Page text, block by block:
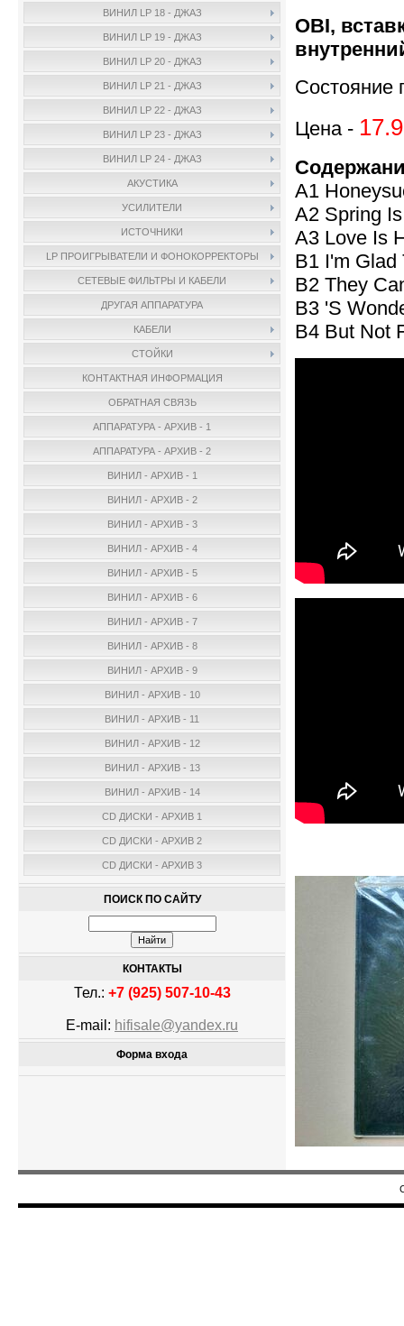
ВИНИЛ LP 18 - ДЖАЗ
ВИНИЛ LP 19 - ДЖАЗ
ВИНИЛ LP 20 - ДЖАЗ
ВИНИЛ LP 21 - ДЖАЗ
ВИНИЛ LP 22 - ДЖАЗ
ВИНИЛ LP 23 - ДЖАЗ
ВИНИЛ LP 24 - ДЖАЗ
АКУСТИКА
УСИЛИТЕЛИ
ИСТОЧНИКИ
LP ПРОИГРЫВАТЕЛИ И ФОНОКОРРЕКТОРЫ
СЕТЕВЫЕ ФИЛЬТРЫ И КАБЕЛИ
ДРУГАЯ АППАРАТУРА
КАБЕЛИ
СТОЙКИ
КОНТАКТНАЯ ИНФОРМАЦИЯ
ОБРАТНАЯ СВЯЗЬ
АППАРАТУРА - АРХИВ - 1
АППАРАТУРА - АРХИВ - 2
ВИНИЛ - АРХИВ - 1
ВИНИЛ - АРХИВ - 2
ВИНИЛ - АРХИВ - 3
ВИНИЛ - АРХИВ - 4
ВИНИЛ - АРХИВ - 5
ВИНИЛ - АРХИВ - 6
ВИНИЛ - АРХИВ - 7
ВИНИЛ - АРХИВ - 8
ВИНИЛ - АРХИВ - 9
ВИНИЛ - АРХИВ - 10
ВИНИЛ - АРХИВ - 11
ВИНИЛ - АРХИВ - 12
ВИНИЛ - АРХИВ - 13
ВИНИЛ - АРХИВ - 14
CD ДИСКИ - АРХИВ 1
CD ДИСКИ - АРХИВ 2
CD ДИСКИ - АРХИВ 3
ПОИСК ПО САЙТУ
КОНТАКТЫ
Тел.: +7 (925) 507-10-43
E-mail: hifisale@yandex.ru
Форма входа
OBI,
Состояние
Цена -
A1
A2 Spring
A3 Love Is
B1 I'm Glad
B2 They
B3 'S
B4 But Not